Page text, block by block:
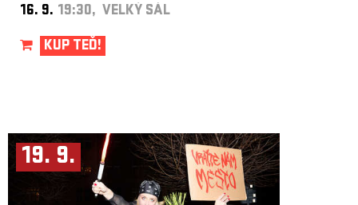
16. 9. 19:30, VELKÝ SÁL
KUP TEĎ!
19. 9.